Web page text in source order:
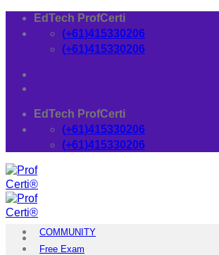
Skip
EdTech ProfCerti
(+61)415330206
(+61)415330206
EdTech ProfCerti
(+61)415330206
(+61)415330206
COMMUNITY
Free Exam